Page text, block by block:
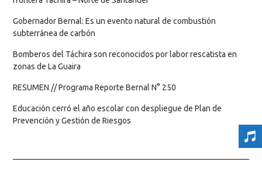
Gobernador Bernal: Es un evento natural de combustión
subterránea de carbón
Bomberos del Táchira son reconocidos por labor rescatista en
zonas de La Guaira
RESUMEN // Programa Reporte Bernal N° 250
Educación cerró el año escolar con despliegue de Plan de
Prevención y Gestión de Riesgos